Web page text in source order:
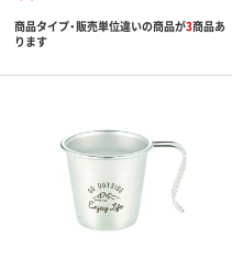
商品タイプ・販売単位違いの商品が3商品あ
ります